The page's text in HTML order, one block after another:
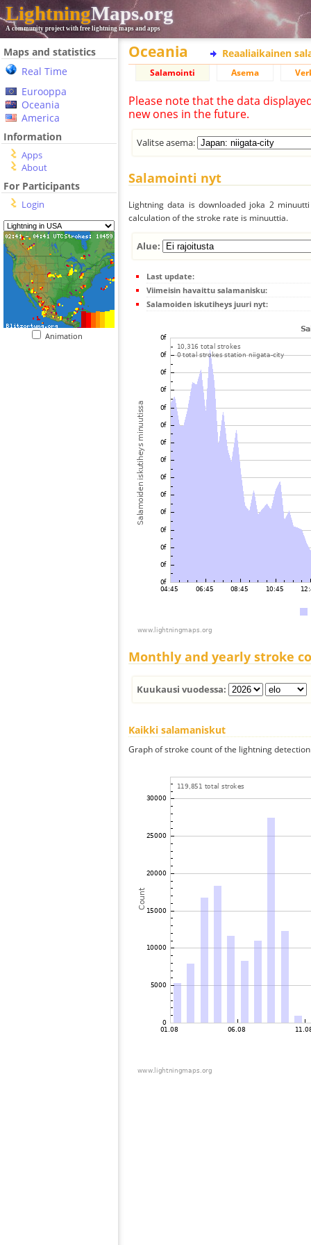
LightningMaps.org
A community project with free lightning maps and apps
Maps and statistics
Real Time
Eurooppa
Oceania
America
Information
Apps
About
For Participants
Login
Animation
Oceania Reaaliaikainen
Salamointi Asema
Please note that the data
new ones in the future.
Valitse asema:
Salamointi nyt
Lightning data is downloaded joka 2
calculation of the stroke rate is minuuttia.
Alue:
Last update:
Viimeisin havaittu salamanisku:
Salamoiden iskutiheys juuri nyt:
Monthly and yearly stroke
Kuukausi vuodessa:
Kaikki salamaniskut
Graph of stroke count of the lightning